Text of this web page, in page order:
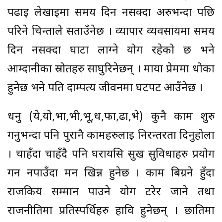
पढाइ लेखाइमा समय दिन नसक्दा अरुभन्दा पछि
परिने चिन्ताले सताउँनेछ । व्यापार व्यवसायमा समय
दिन नसक्दा घाटा लाग्ने योग रहेको छ भने
आम्दानीका स्रोतहरु साघुरिनेछन् । माया प्रेममा धोका
हुनेछ भने पति दाम्पत्य जीवनमा घटपट आउँनेछ ।
धनु (ये,यो,भा,भी,भू,ध,फा,ढा,भे) कुनै काम शुरु
गर्नुभन्दा पनि पुरानै कामहरुलाई निरन्तरता दिनुहोला
। चाहँदा चाहँदै पनि घरायसि सुख सुविधाहरु प्रयोग
गर्न नपाउँदा मन खिन्न हुनेछ । काम बिग्रने हुँदा
राजकिय सम्मान पाउने योग टरेर जाने तथा
राजनीतिमा प्रतिस्पर्धिहरु हावि हुनेछन् । छातिमा